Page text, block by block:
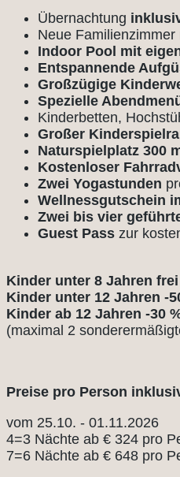
Übernachtung
Neue Familienzimmer
Indoor Pool mit
Entspannende
Großzügige
Spezielle
Kinderbetten,
Großer
Naturspielplatz 300
Kostenloser
Zwei Yogastunden
Wellnessgutschein
Zwei bis vier
Guest Pass zur
Kinder unter 8 Jahren frei
Kinder unter 12 Jahren -
Kinder ab 12 Jahren -30
(maximal 2
Preise pro Person
vom 25.10. - 01.11.2026
4=3 Nächte ab € 324 pro
7=6 Nächte ab € 648 pro